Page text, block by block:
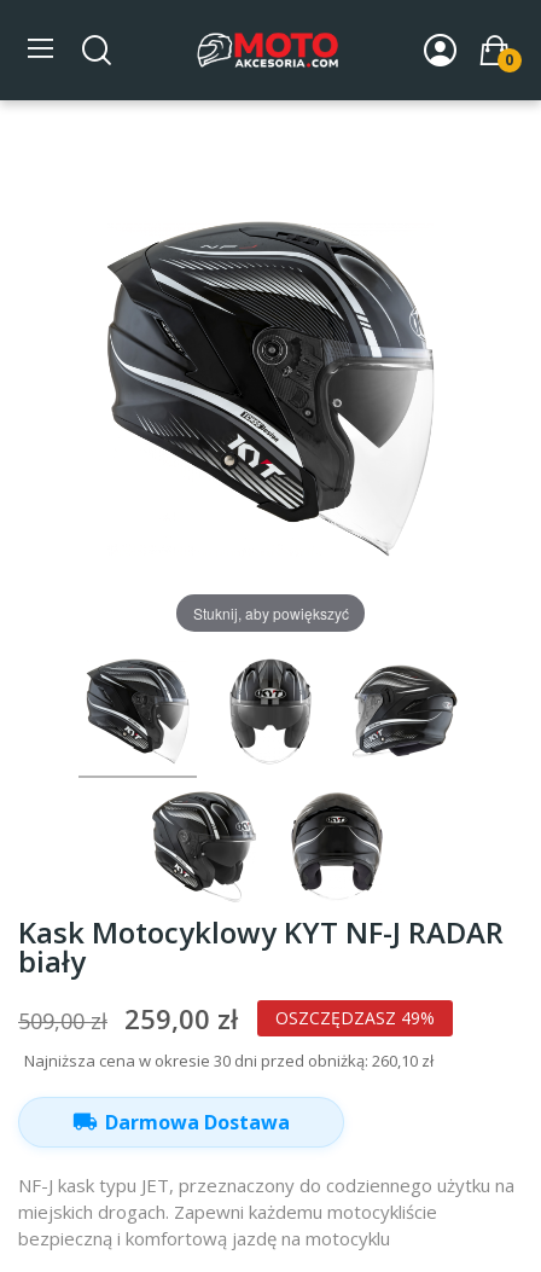
0
Strona główna DLA MOTOCYKLISTY
Kaski
Stuknij, aby powiększyć
Kask Motocyklowy KYT NF-J RADAR
biały
509,00 zł 259,00 zł OSZCZĘDZASZ 49%
Najniższa cena w okresie 30 dni przed obniżką: 260,10 zł
local_shipping Darmowa Dostawa
NF-J kask typu JET, przeznaczony do codziennego użytku na
miejskich drogach. Zapewni każdemu motocykliście
bezpieczną i komfortową jazdę na motocyklu